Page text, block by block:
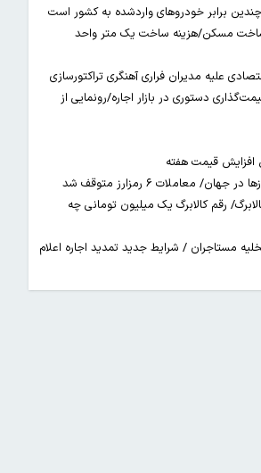
برابر خودروهای واردشده به کشور است
مسکن/هزینه ساخت یک متر واحد
علیه مدیران فراری آهنگری تراکتورسازی
دستوری در بازار اجاره/رونمایی از
افزایش قیمت هفته
معاملات ۶ رمزارز متوقف شد
رقم کالابرگ یک میلیون تومانی چه
مستاجران / شرایط جدید تمدید اجاره اعلام